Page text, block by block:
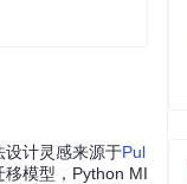
计灵感来源于Pul
模型，Python MI